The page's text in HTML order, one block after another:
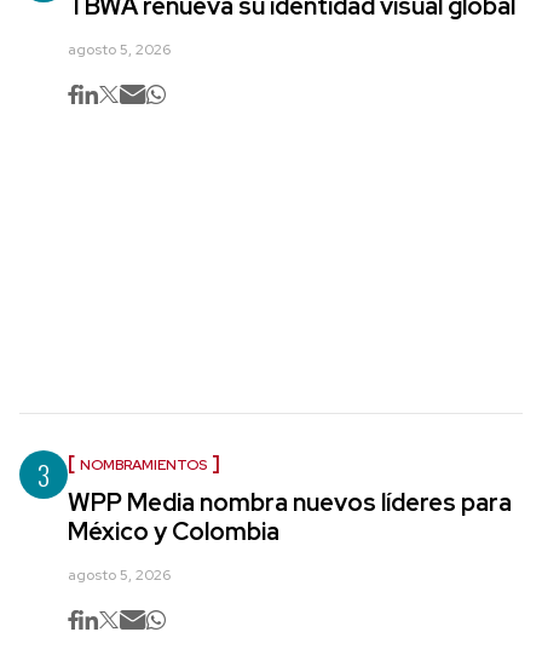
agosto 5, 2026
3 NOMBRAMIENTOS
WPP Media nombra nuevos líderes para
México y Colombia
agosto 5, 2026